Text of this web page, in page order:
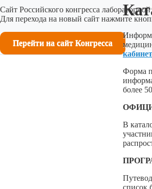
Сайт Российского конгресса
Для перехода на новый сайт нажмите
Перейти на сайт Конгресса
Форма
более
В
список